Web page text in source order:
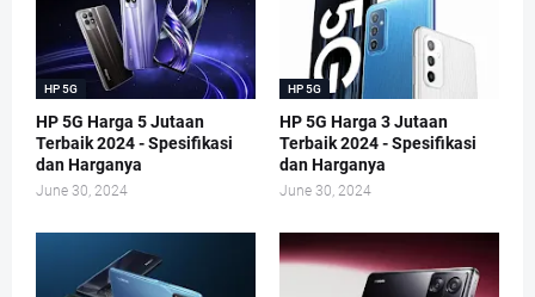
HP 5G
HP 5G Harga 5 Jutaan
Terbaik 2024 - Spesifikasi
dan Harganya
June 30, 2024
HP 5G
HP 5G Harga 3 Jutaan
Terbaik 2024 - Spesifikasi
dan Harganya
June 30, 2024